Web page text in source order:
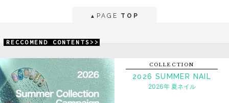
▲ PAGE TOP
RECCOMEND CONTENTS>>
COLLECTION
2026 SUMMER NAIL
2026年 夏ネイル